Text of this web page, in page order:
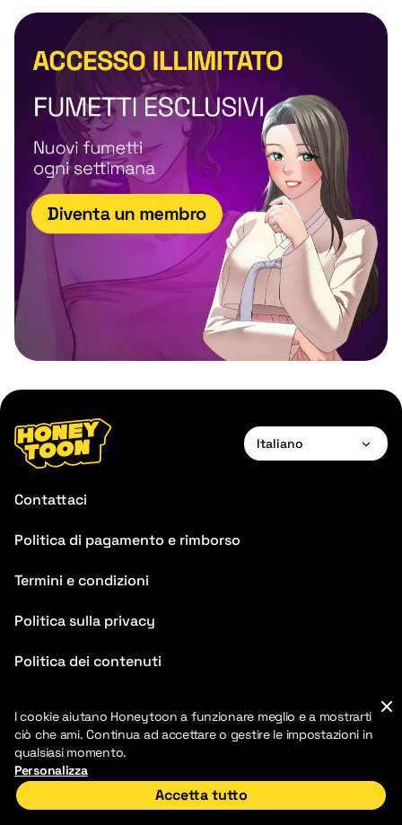
Italiano
Contattaci
Politica di pagamento e rimborso
Termini e condizioni
Politica sulla privacy
Politica dei contenuti
2026 HoneyToon. HoneyToon. Tutti i diritti riservati
I cookie aiutano Honeytoon a funzionare meglio e a mostrarti
ciò che ami. Continua ad accettare o gestire le impostazioni in
qualsiasi momento.
Personalizza
Accetta tutto